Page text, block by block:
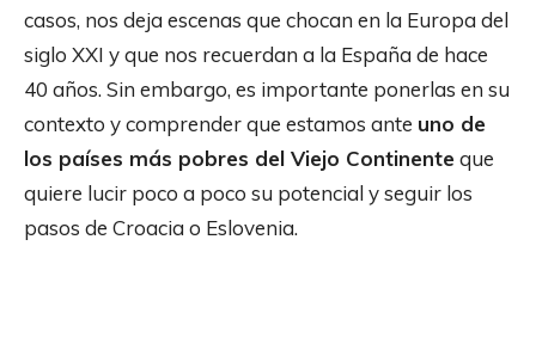
casos, nos deja escenas que chocan en la Europa del
siglo XXI y que nos recuerdan a la España de hace
40 años. Sin embargo, es importante ponerlas en su
contexto y comprender que estamos ante uno de
los países más pobres del Viejo Continente que
quiere lucir poco a poco su potencial y seguir los
pasos de Croacia o Eslovenia.